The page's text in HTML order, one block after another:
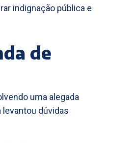
indignação pública e
de
uma alegada
levantou dúvidas